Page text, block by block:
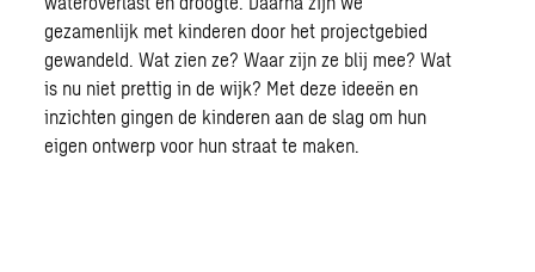
gezamenlijk met kinderen door het projectgebied
gewandeld. Wat zien ze? Waar zijn ze blij mee? Wat
is nu niet prettig in de wijk? Met deze ideeën en
inzichten gingen de kinderen aan de slag om hun
eigen ontwerp voor hun straat te maken.